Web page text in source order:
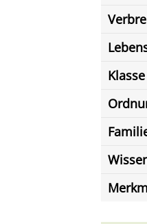
Klasse